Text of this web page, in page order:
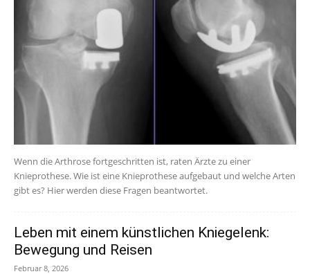
Wenn die Arthrose fortgeschritten ist, raten Ärzte zu einer
Knieprothese. Wie ist eine Knieprothese aufgebaut und welche Arten
gibt es? Hier werden diese Fragen beantwortet.
Leben mit einem künstlichen Kniegelenk:
Bewegung und Reisen
Februar 8, 2026